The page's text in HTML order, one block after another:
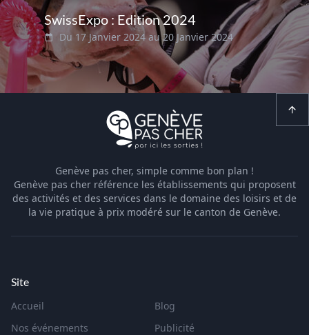
SwissExpo : Edition 2024
Du 17 Janvier 2024 au 20 Janvier 2024
Genève pas cher, simple comme bon plan !
Genève pas cher référence les établissements qui proposent
des activités et des services dans le domaine des loisirs et de
la vie pratique à prix modéré sur le canton de Genève.
Site
Accueil
Blog
Nos événements
Publicité